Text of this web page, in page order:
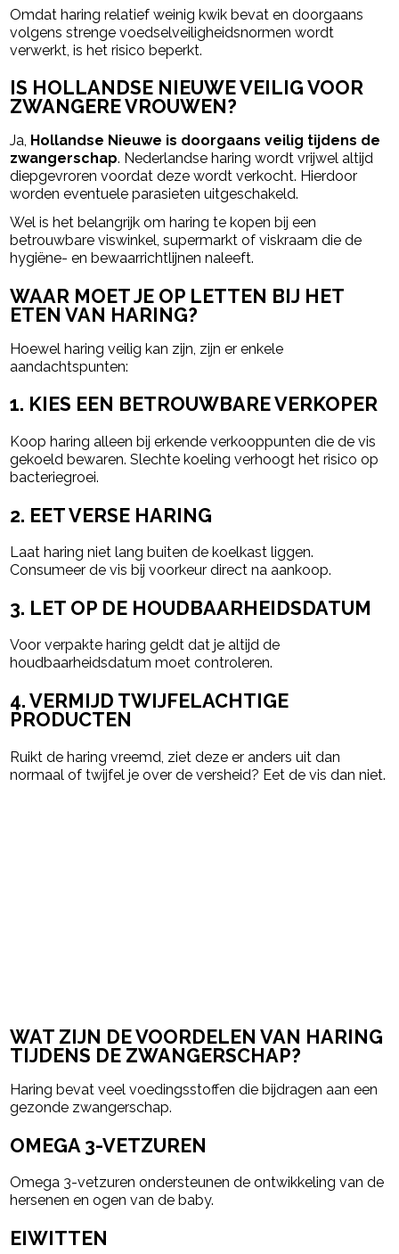
Omdat haring relatief weinig kwik bevat en doorgaans
volgens strenge voedselveiligheidsnormen wordt
verwerkt, is het risico beperkt.
IS HOLLANDSE NIEUWE VEILIG VOOR
ZWANGERE VROUWEN?
Ja, Hollandse Nieuwe is doorgaans veilig tijdens de
zwangerschap. Nederlandse haring wordt vrijwel altijd
diepgevroren voordat deze wordt verkocht. Hierdoor
worden eventuele parasieten uitgeschakeld.
Wel is het belangrijk om haring te kopen bij een
betrouwbare viswinkel, supermarkt of viskraam die de
hygiëne- en bewaarrichtlijnen naleeft.
WAAR MOET JE OP LETTEN BIJ HET
ETEN VAN HARING?
Hoewel haring veilig kan zijn, zijn er enkele
aandachtspunten:
1. KIES EEN BETROUWBARE VERKOPER
Koop haring alleen bij erkende verkooppunten die de vis
gekoeld bewaren. Slechte koeling verhoogt het risico op
bacteriegroei.
2. EET VERSE HARING
Laat haring niet lang buiten de koelkast liggen.
Consumeer de vis bij voorkeur direct na aankoop.
3. LET OP DE HOUDBAARHEIDSDATUM
Voor verpakte haring geldt dat je altijd de
houdbaarheidsdatum moet controleren.
4. VERMIJD TWIJFELACHTIGE
PRODUCTEN
Ruikt de haring vreemd, ziet deze er anders uit dan
normaal of twijfel je over de versheid? Eet de vis dan niet.
WAT ZIJN DE VOORDELEN VAN HARING
TIJDENS DE ZWANGERSCHAP?
Haring bevat veel voedingsstoffen die bijdragen aan een
gezonde zwangerschap.
OMEGA 3-VETZUREN
Omega 3-vetzuren ondersteunen de ontwikkeling van de
hersenen en ogen van de baby.
EIWITTEN